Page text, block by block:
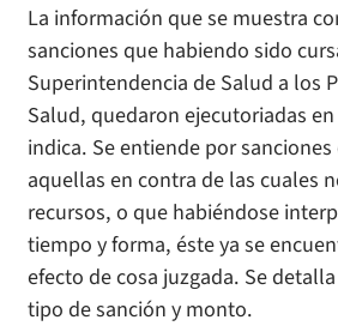
La información que se muestra
sanciones que habiendo sido
Superintendencia de Salud a los
Salud, quedaron ejecutoriadas
indica. Se entiende por
aquellas en contra de las cuales
recursos, o que habiéndose
tiempo y forma, éste ya se
efecto de cosa juzgada. Se
tipo de sanción y monto.